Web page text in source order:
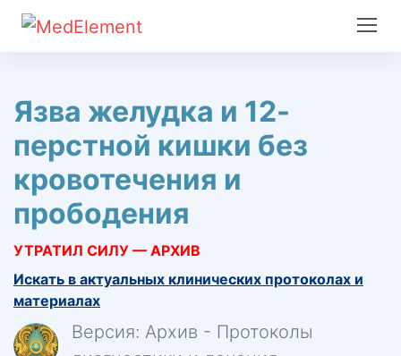
Язва желудка и 12-
перстной кишки без
кровотечения и
прободения
УТРАТИЛ СИЛУ — АРХИВ
Искать в актуальных клинических протоколах и
материалах
Версия: Архив - Протоколы